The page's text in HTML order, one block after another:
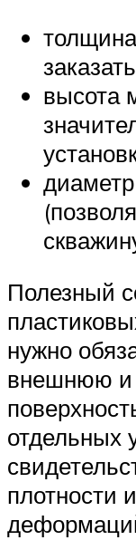
высота
Полезный
нужно
внешнюю и
отдельных
плотности